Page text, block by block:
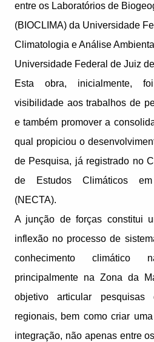
entre os Laboratórios de
(BIOCLIMA) da Universidade
Climatologia e Análise
Universidade Federal de Juiz
Esta obra, inicialmente,
visibilidade aos trabalhos de
e também promover a
qual propiciou o
de Pesquisa, já registrado no
de Estudos Climáticos em
(NECTA).
A junção de forças constitui
inflexão no processo de
conhecimento climático
principalmente na Zona da
objetivo articular
regionais, bem como criar
integração, não apenas entre